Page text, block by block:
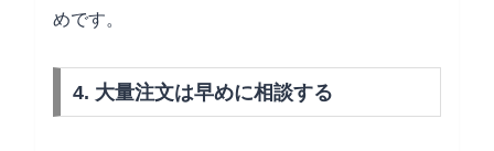
めです。
4. 大量注文は早めに相談する